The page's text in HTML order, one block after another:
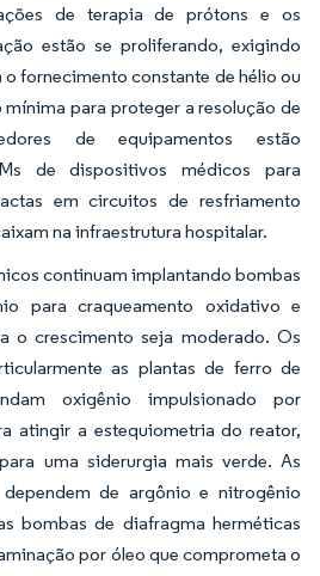
de terapia de prótons e os
estão se proliferando, exigindo
fornecimento constante de hélio ou
para proteger a resolução de
de equipamentos estão
de dispositivos médicos para
em circuitos de resfriamento
na infraestrutura hospitalar.
continuam implantando bombas
para craqueamento oxidativo e
o crescimento seja moderado. Os
as plantas de ferro de
oxigênio impulsionado por
atingir a estequiometria do reator,
uma siderurgia mais verde. As
de argônio e nitrogênio
bombas de diafragma herméticas
por óleo que comprometa o